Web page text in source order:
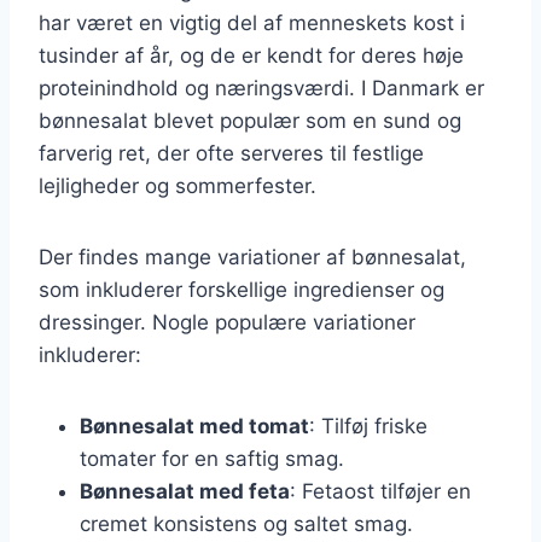
har været en vigtig del af menneskets kost i
tusinder af år, og de er kendt for deres høje
proteinindhold og næringsværdi. I Danmark er
bønnesalat blevet populær som en sund og
farverig ret, der ofte serveres til festlige
lejligheder og sommerfester.
Der findes mange variationer af bønnesalat,
som inkluderer forskellige ingredienser og
dressinger. Nogle populære variationer
inkluderer:
Bønnesalat med tomat: Tilføj friske
tomater for en saftig smag.
Bønnesalat med feta: Fetaost tilføjer en
cremet konsistens og saltet smag.